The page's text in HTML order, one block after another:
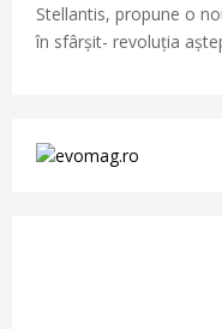
Stellantis, propune o
în sfârșit- revoluția